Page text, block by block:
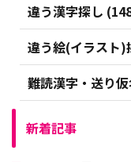
違う漢字探し
違う絵(イラスト)
難読漢字・送り
新着記事